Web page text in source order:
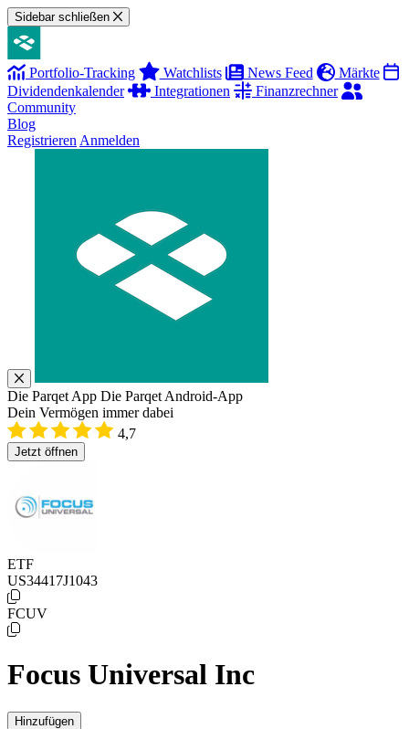
Sidebar schließen
Portfolio-Tracking Watchlists News Feed
Märkte
Dividendenkalender
Integrationen
Finanzrechner
Community
Blog
Registrieren Anmelden
Die Parqet App Die Parqet Android-App
Dein Vermögen immer dabei
4,7
Jetzt öffnen
ETF
US34417J1043
FCUV
Focus Universal Inc
Hinzufügen